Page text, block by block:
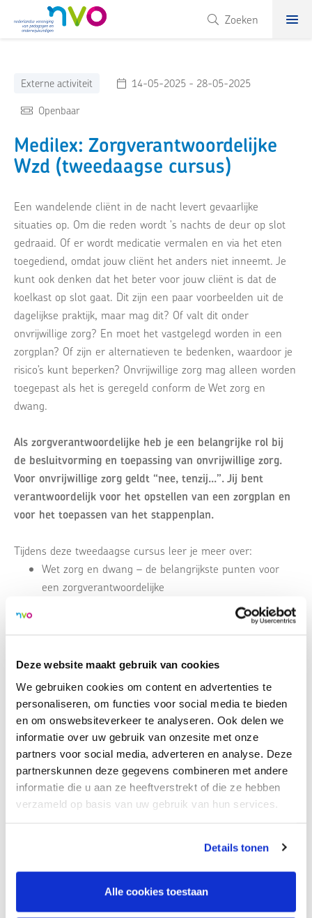
Deze website maakt gebruik van cookies
We gebruiken cookies om content en advertenties te
personaliseren, om functies voor social media te bieden
en om onswebsiteverkeer te analyseren. Ook delen we
informatie over uw gebruik van onzesite met onze
partners voor social media, adverteren en analyse. Deze
partnerskunnen deze gegevens combineren met andere
informatie die u aan ze heeftverstrekt of die ze hebben
verzameld op basis van uw gebruik van hun services.
Details tonen
Alle cookies toestaan
NVO Zoeken
Externe activiteit
14-05-2025 - 28-05-2025
Openbaar
Medilex: Zorgverantwoordelijke
Wzd (tweedaagse cursus)
Een wandelende cliënt in de nacht levert gevaarlijke
situaties op. Om die reden wordt 's nachts de deur op slot
gedraaid. Of er wordt medicatie vermalen en via het eten
toegediend, omdat jouw cliënt het anders niet inneemt. Je
kunt ook denken dat het beter voor jouw cliënt is dat de
koelkast op slot gaat. Dit zijn een paar voorbeelden uit de
dagelijkse praktijk, maar mag dit? Of valt dit onder
onvrijwillige zorg? En moet het vastgelegd worden in een
zorgplan? Of zijn er alternatieven te bedenken, waardoor je
risico’s kunt beperken? Onvrijwillige zorg mag alleen worden
toegepast als het is geregeld conform de Wet zorg en
dwang.
Als zorgverantwoordelijke heb je een belangrijke rol bij
de besluitvorming en toepassing van onvrijwillige zorg.
Voor onvrijwillige zorg geldt “nee, tenzij...”. Jij bent
verantwoordelijk voor het opstellen van een zorgplan en
voor het toepassen van het stappenplan.
Tijdens deze tweedaagse cursus leer je meer over:
Wet zorg en dwang – de belangrijkste punten voor
een zorgverantwoordelijke
Welke rol speel je bij de toepassing van onvrijwillige
stappenplan?
Het toepassen van de theorie in praktijk - waar loop je
tegenaan?
Locatie:
Meeting Center Amersfoort Regardz De Eenhoorn
Barchman Wuytierslaan 2